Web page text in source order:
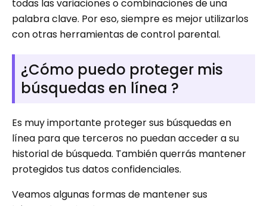
todas las variaciones o combinaciones de una
palabra clave. Por eso, siempre es mejor utilizarlos
con otras herramientas de control parental.
¿Cómo puedo proteger mis
búsquedas en línea ?
Es muy importante proteger sus búsquedas en
línea para que terceros no puedan acceder a su
historial de búsqueda. También querrás mantener
protegidos tus datos confidenciales.
Veamos algunas formas de mantener sus